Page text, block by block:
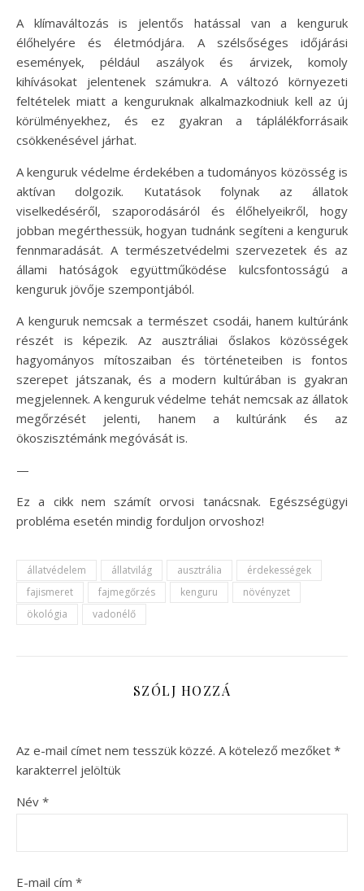
A klímaváltozás is jelentős hatással van a kenguruk
élőhelyére és életmódjára. A szélsőséges időjárási
események, például aszályok és árvizek, komoly
kihívásokat jelentenek számukra. A változó környezeti
feltételek miatt a kenguruknak alkalmazkodniuk kell az új
körülményekhez, és ez gyakran a táplálékforrásaik
csökkenésével járhat.
A kenguruk védelme érdekében a tudományos közösség is
aktívan dolgozik. Kutatások folynak az állatok
viselkedéséről, szaporodásáról és élőhelyeikről, hogy
jobban megérthessük, hogyan tudnánk segíteni a kenguruk
fennmaradását. A természetvédelmi szervezetek és az
állami hatóságok együttműködése kulcsfontosságú a
kenguruk jövője szempontjából.
A kenguruk nemcsak a természet csodái, hanem kultúránk
részét is képezik. Az ausztráliai őslakos közösségek
hagyományos mítoszaiban és történeteiben is fontos
szerepet játszanak, és a modern kultúrában is gyakran
megjelennek. A kenguruk védelme tehát nemcsak az állatok
megőrzését jelenti, hanem a kultúránk és az
ökoszisztémánk megóvását is.
—
Ez a cikk nem számít orvosi tanácsnak. Egészségügyi
probléma esetén mindig forduljon orvoshoz!
állatvédelem állatvilág ausztrália
érdekességek
fajismeret
fajmegőrzés kenguru
növényzet
ökológia
vadonélő
SZÓLJ HOZZÁ
Az e-mail címet nem tesszük közzé. A kötelező mezőket *
karakterrel jelöltük
Név *
E-mail cím *